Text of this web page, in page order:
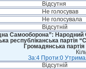
Відсутня
Не голосував
Не голосувала
Відсутній
Самооборона”: Народний
республіканська
Громадянська
За:4 Проти:0
Відсутній